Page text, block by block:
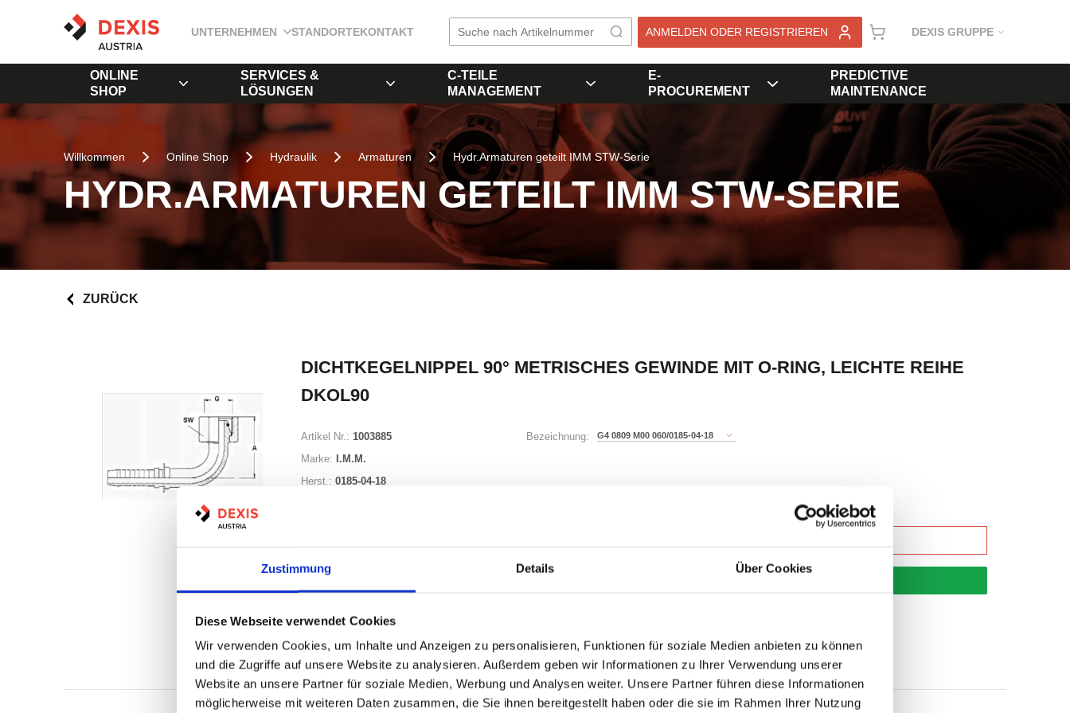
Zustimmung Details Über Cookies
Diese Webseite verwendet Cookies
Wir verwenden Cookies, um Inhalte und Anzeigen zu personalisieren, Funktionen für soziale Medien anbieten zu können
und die Zugriffe auf unsere Website zu analysieren. Außerdem geben wir Informationen zu Ihrer Verwendung unserer
Website an unsere Partner für soziale Medien, Werbung und Analysen weiter. Unsere Partner führen diese Informationen
möglicherweise mit weiteren Daten zusammen, die Sie ihnen bereitgestellt haben oder die sie im Rahmen Ihrer Nutzung
UNTERNEHMEN STANDORTEKONTAKT ANMELDEN ODER REGISTRIEREN DEXIS GRUPPE
ONLINE
SHOP
SERVICES &
LÖSUNGEN
C-TEILE
MANAGEMENT
E-
PROCUREMENT
PREDICTIVE
MAINTENANCE
Willkommen Online Shop Hydraulik Armaturen Hydr.Armaturen geteilt IMM STW-Serie
HYDR.ARMATUREN GETEILT IMM STW-SERIE
ZURÜCK
DICHTKEGELNIPPEL 90° METRISCHES GEWINDE MIT O-RING, LEICHTE REIHE
DKOL90
Artikel Nr.: 1003885
Marke: I.M.M.
Herst.: 0185-04-18
Bezeichnung: G4 0809 M00 060/0185-04-18
Auf Lager